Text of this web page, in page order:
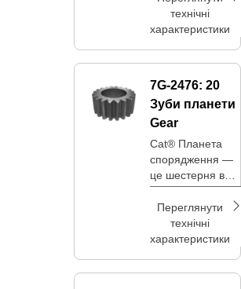
технічні
характеристики
7G-2476: 20
Зуби планети
Gear
Cat® Планета
спорядження —
це шестерня в
планетарній
системі зубчастих
передач, яка
обертається
Переглянути
технічні
характеристики